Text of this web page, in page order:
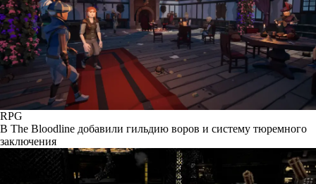
RPG
В The Bloodline добавили гильдию воров и систему тюремного
заключения